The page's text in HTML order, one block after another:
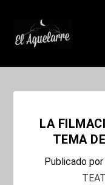
LA
TEMA
Publicado por